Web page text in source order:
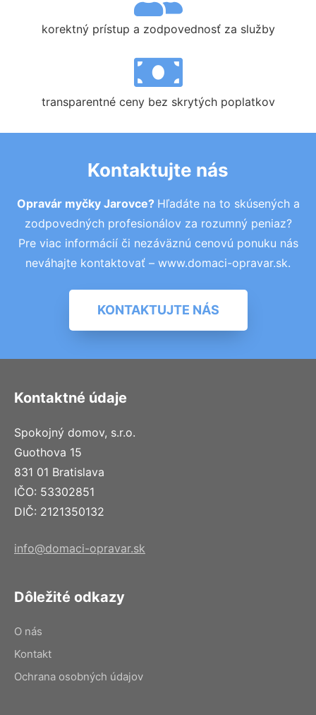
korektný prístup a zodpovednosť za služby
transparentné ceny bez skrytých poplatkov
Kontaktujte nás
Opravár myčky Jarovce? Hľadáte na to skúsených a
zodpovedných profesionálov za rozumný peniaz?
Pre viac informácií či nezáväznú cenovú ponuku nás
neváhajte kontaktovať – www.domaci-opravar.sk.
KONTAKTUJTE NÁS
Kontaktné údaje
Spokojný domov, s.r.o.
Guothova 15
831 01 Bratislava
IČO: 53302851
DIČ: 2121350132
info@domaci-opravar.sk
Dôležité odkazy
O nás
Kontakt
Ochrana osobných údajov